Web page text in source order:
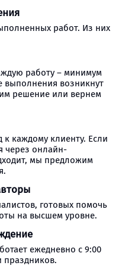
работ. Из них
работу – минимум
выполнения возникнут
решение или вернем
каждому клиенту. Если
через онлайн-
мы предложим
готовых помочь
на высшем уровне.
ежедневно с 9:00
праздников.